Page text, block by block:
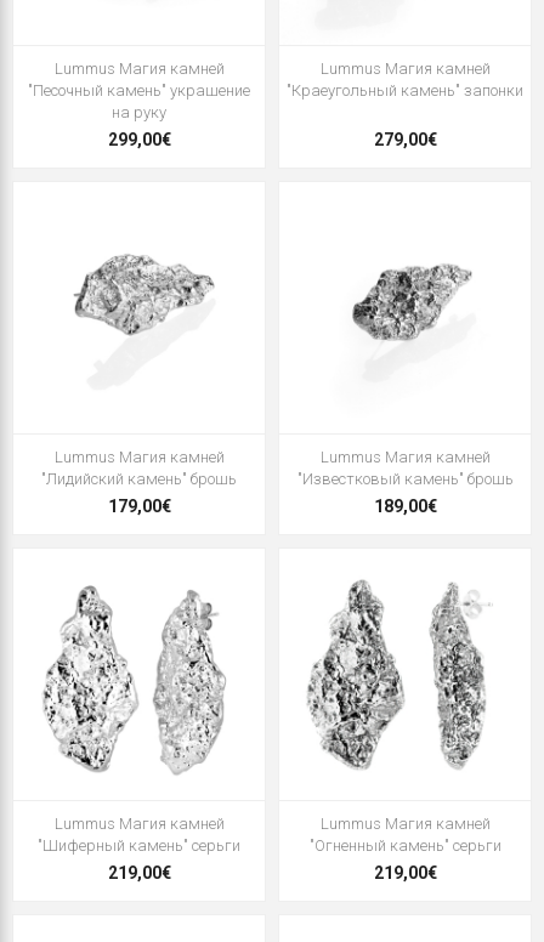
Lummus Магия камней
"Песочный камень" украшение
на руку
299,00€
Lummus Магия камней
"Краеугольный камень" запонки
279,00€
Lummus Магия камней
"Лидийский камень" брошь
179,00€
Lummus Магия камней
"Известковый камень" брошь
189,00€
Lummus Магия камней
"Шиферный камень" серьги
219,00€
Lummus Магия камней
"Огненный камень" серьги
219,00€